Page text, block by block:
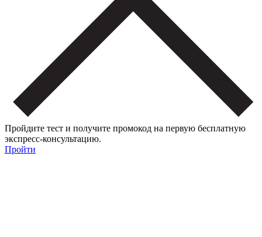
Пройдите тест и получите промокод на первую бесплатную
экспресс-консультацию.
Пройти